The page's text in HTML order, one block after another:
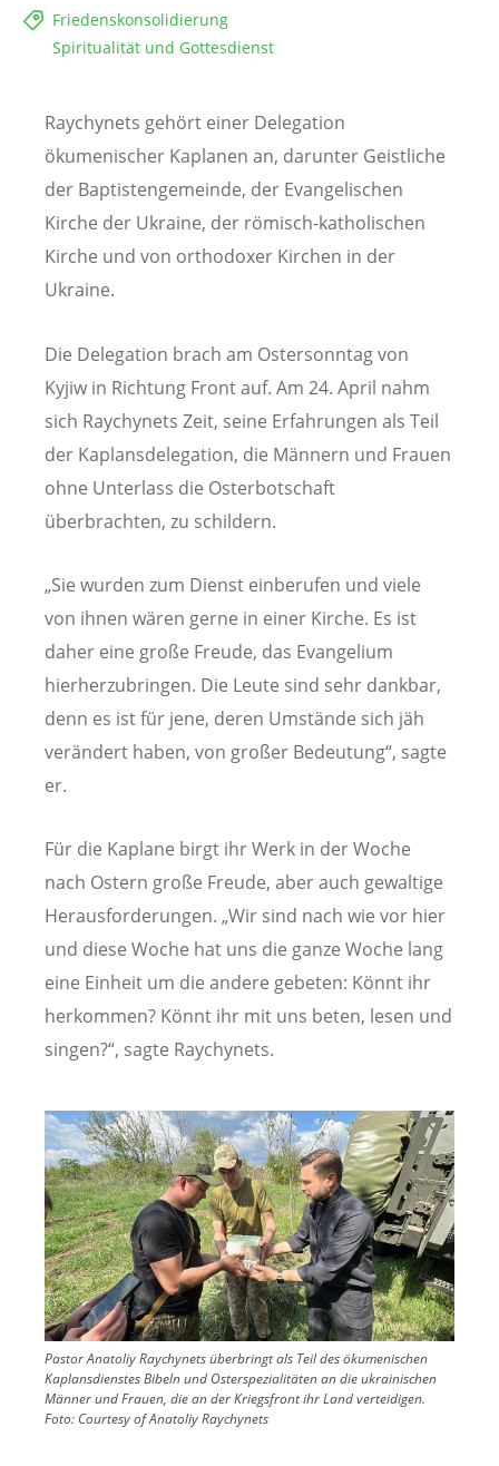
Friedenskonsolidierung
Spiritualität und Gottesdienst
Raychynets gehört einer Delegation
ökumenischer Kaplanen an, darunter Geistliche
der Baptistengemeinde, der Evangelischen
Kirche der Ukraine, der römisch-katholischen
Kirche und von orthodoxer Kirchen in der
Ukraine.
Die Delegation brach am Ostersonntag von
Kyjiw in Richtung Front auf. Am 24. April nahm
sich Raychynets Zeit, seine Erfahrungen als Teil
der Kaplansdelegation, die Männern und Frauen
ohne Unterlass die Osterbotschaft
überbrachten, zu schildern.
„Sie wurden zum Dienst einberufen und viele
von ihnen wären gerne in einer Kirche. Es ist
daher eine große Freude, das Evangelium
hierherzubringen. Die Leute sind sehr dankbar,
denn es ist für jene, deren Umstände sich jäh
verändert haben, von großer Bedeutung“, sagte
er.
Für die Kaplane birgt ihr Werk in der Woche
nach Ostern große Freude, aber auch gewaltige
Herausforderungen. „Wir sind nach wie vor hier
und diese Woche hat uns die ganze Woche lang
eine Einheit um die andere gebeten: Könnt ihr
herkommen? Könnt ihr mit uns beten, lesen und
singen?“, sagte Raychynets.
Image
Pastor Anatoliy Raychynets überbringt als Teil des ökumenischen
Kaplansdienstes Bibeln und Osterspezialitäten an die ukrainischen
Männer und Frauen, die an der Kriegsfront ihr Land verteidigen.
Foto: Courtesy of Anatoliy Raychynets